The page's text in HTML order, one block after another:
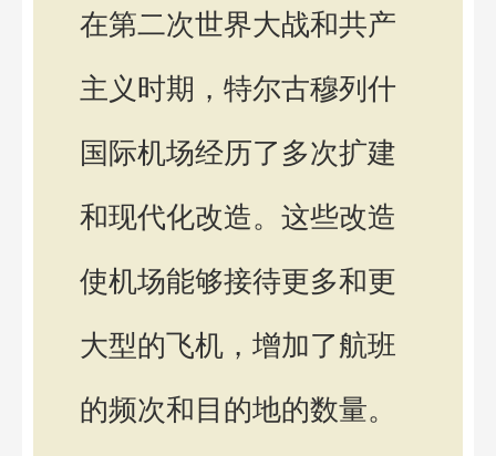
在第二次世界大战和共产
主义时期，特尔古穆列什
国际机场经历了多次扩建
和现代化改造。这些改造
使机场能够接待更多和更
大型的飞机，增加了航班
的频次和目的地的数量。